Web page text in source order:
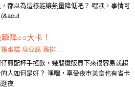
都以為這樣能讓熱量降低吧？ 嘿嘿，事情可
降○○大卡！
雞蛋糕 臭豆腐 雞排 水煎包
煎配杯手搖飲，幾間攤販買下來很容易就超
人如何是好？ 嘿嘿，享受夜市美食也有省卡
夜